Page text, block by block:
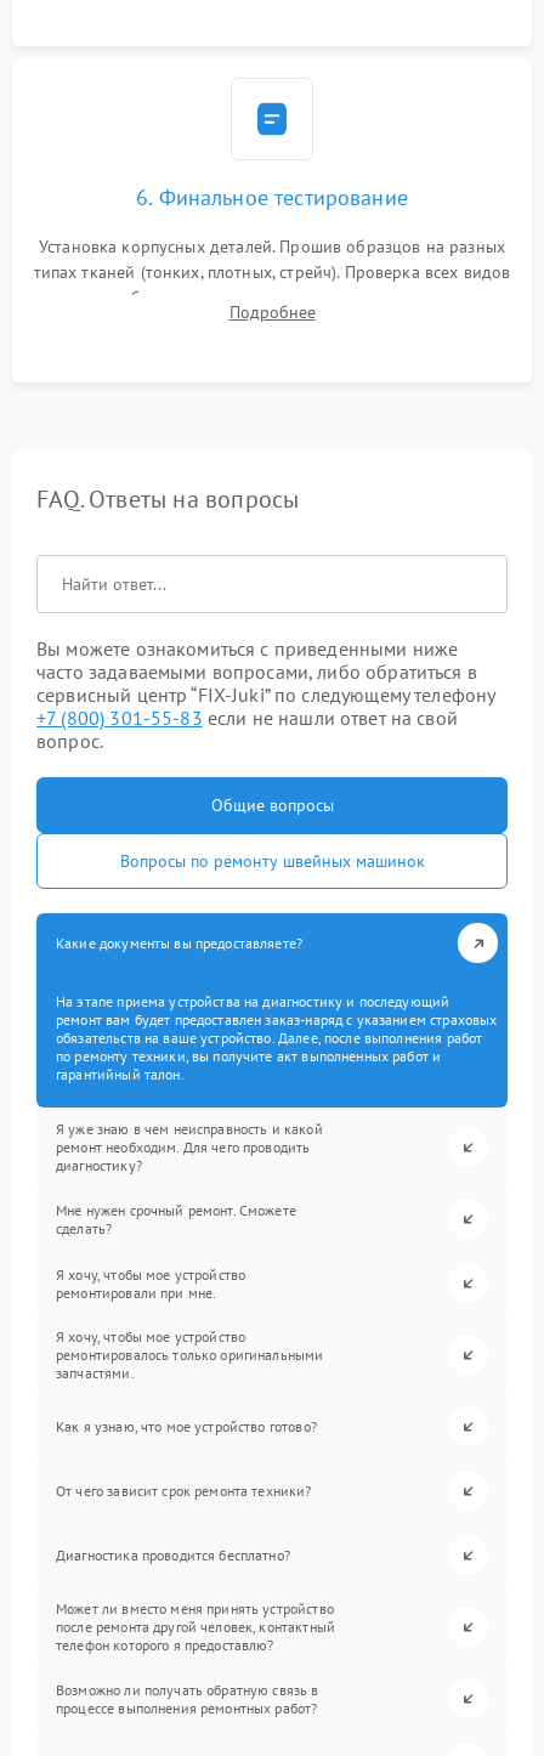
6. Финальное тестирование
Установка корпусных деталей. Прошив образцов на разных
типах тканей (тонких, плотных, стрейч). Проверка всех видов
строчек, работы реверса, выметывания петли и намотчика
шпульки. Контроль плавности хода и отсутствия
Подробнее
FAQ. Ответы на вопросы
Вы можете ознакомиться с приведенными ниже
часто задаваемыми вопросами, либо обратиться в
сервисный центр “FIX-Juki” по следующему телефону
+7 (800) 301-55-83 если не нашли ответ на свой
вопрос.
Общие вопросы
Вопросы по ремонту швейных машинок
Какие документы вы предоставляете?
На этапе приема устройства на диагностику и последующий
ремонт вам будет предоставлен заказ-наряд с указанием страховых
обязательств на ваше устройство. Далее, после выполнения работ
по ремонту техники, вы получите акт выполненных работ и
гарантийный талон.
Я уже знаю в чем неисправность и какой
ремонт необходим. Для чего проводить
диагностику?
Мне нужен срочный ремонт. Сможете
сделать?
Я хочу, чтобы мое устройство
ремонтировали при мне.
Я хочу, чтобы мое устройство
ремонтировалось только оригинальными
запчастями.
Как я узнаю, что мое устройство готово?
От чего зависит срок ремонта техники?
Диагностика проводится бесплатно?
Может ли вместо меня принять устройство
после ремонта другой человек, контактный
телефон которого я предоставлю?
Возможно ли получать обратную связь в
процессе выполнения ремонтных работ?